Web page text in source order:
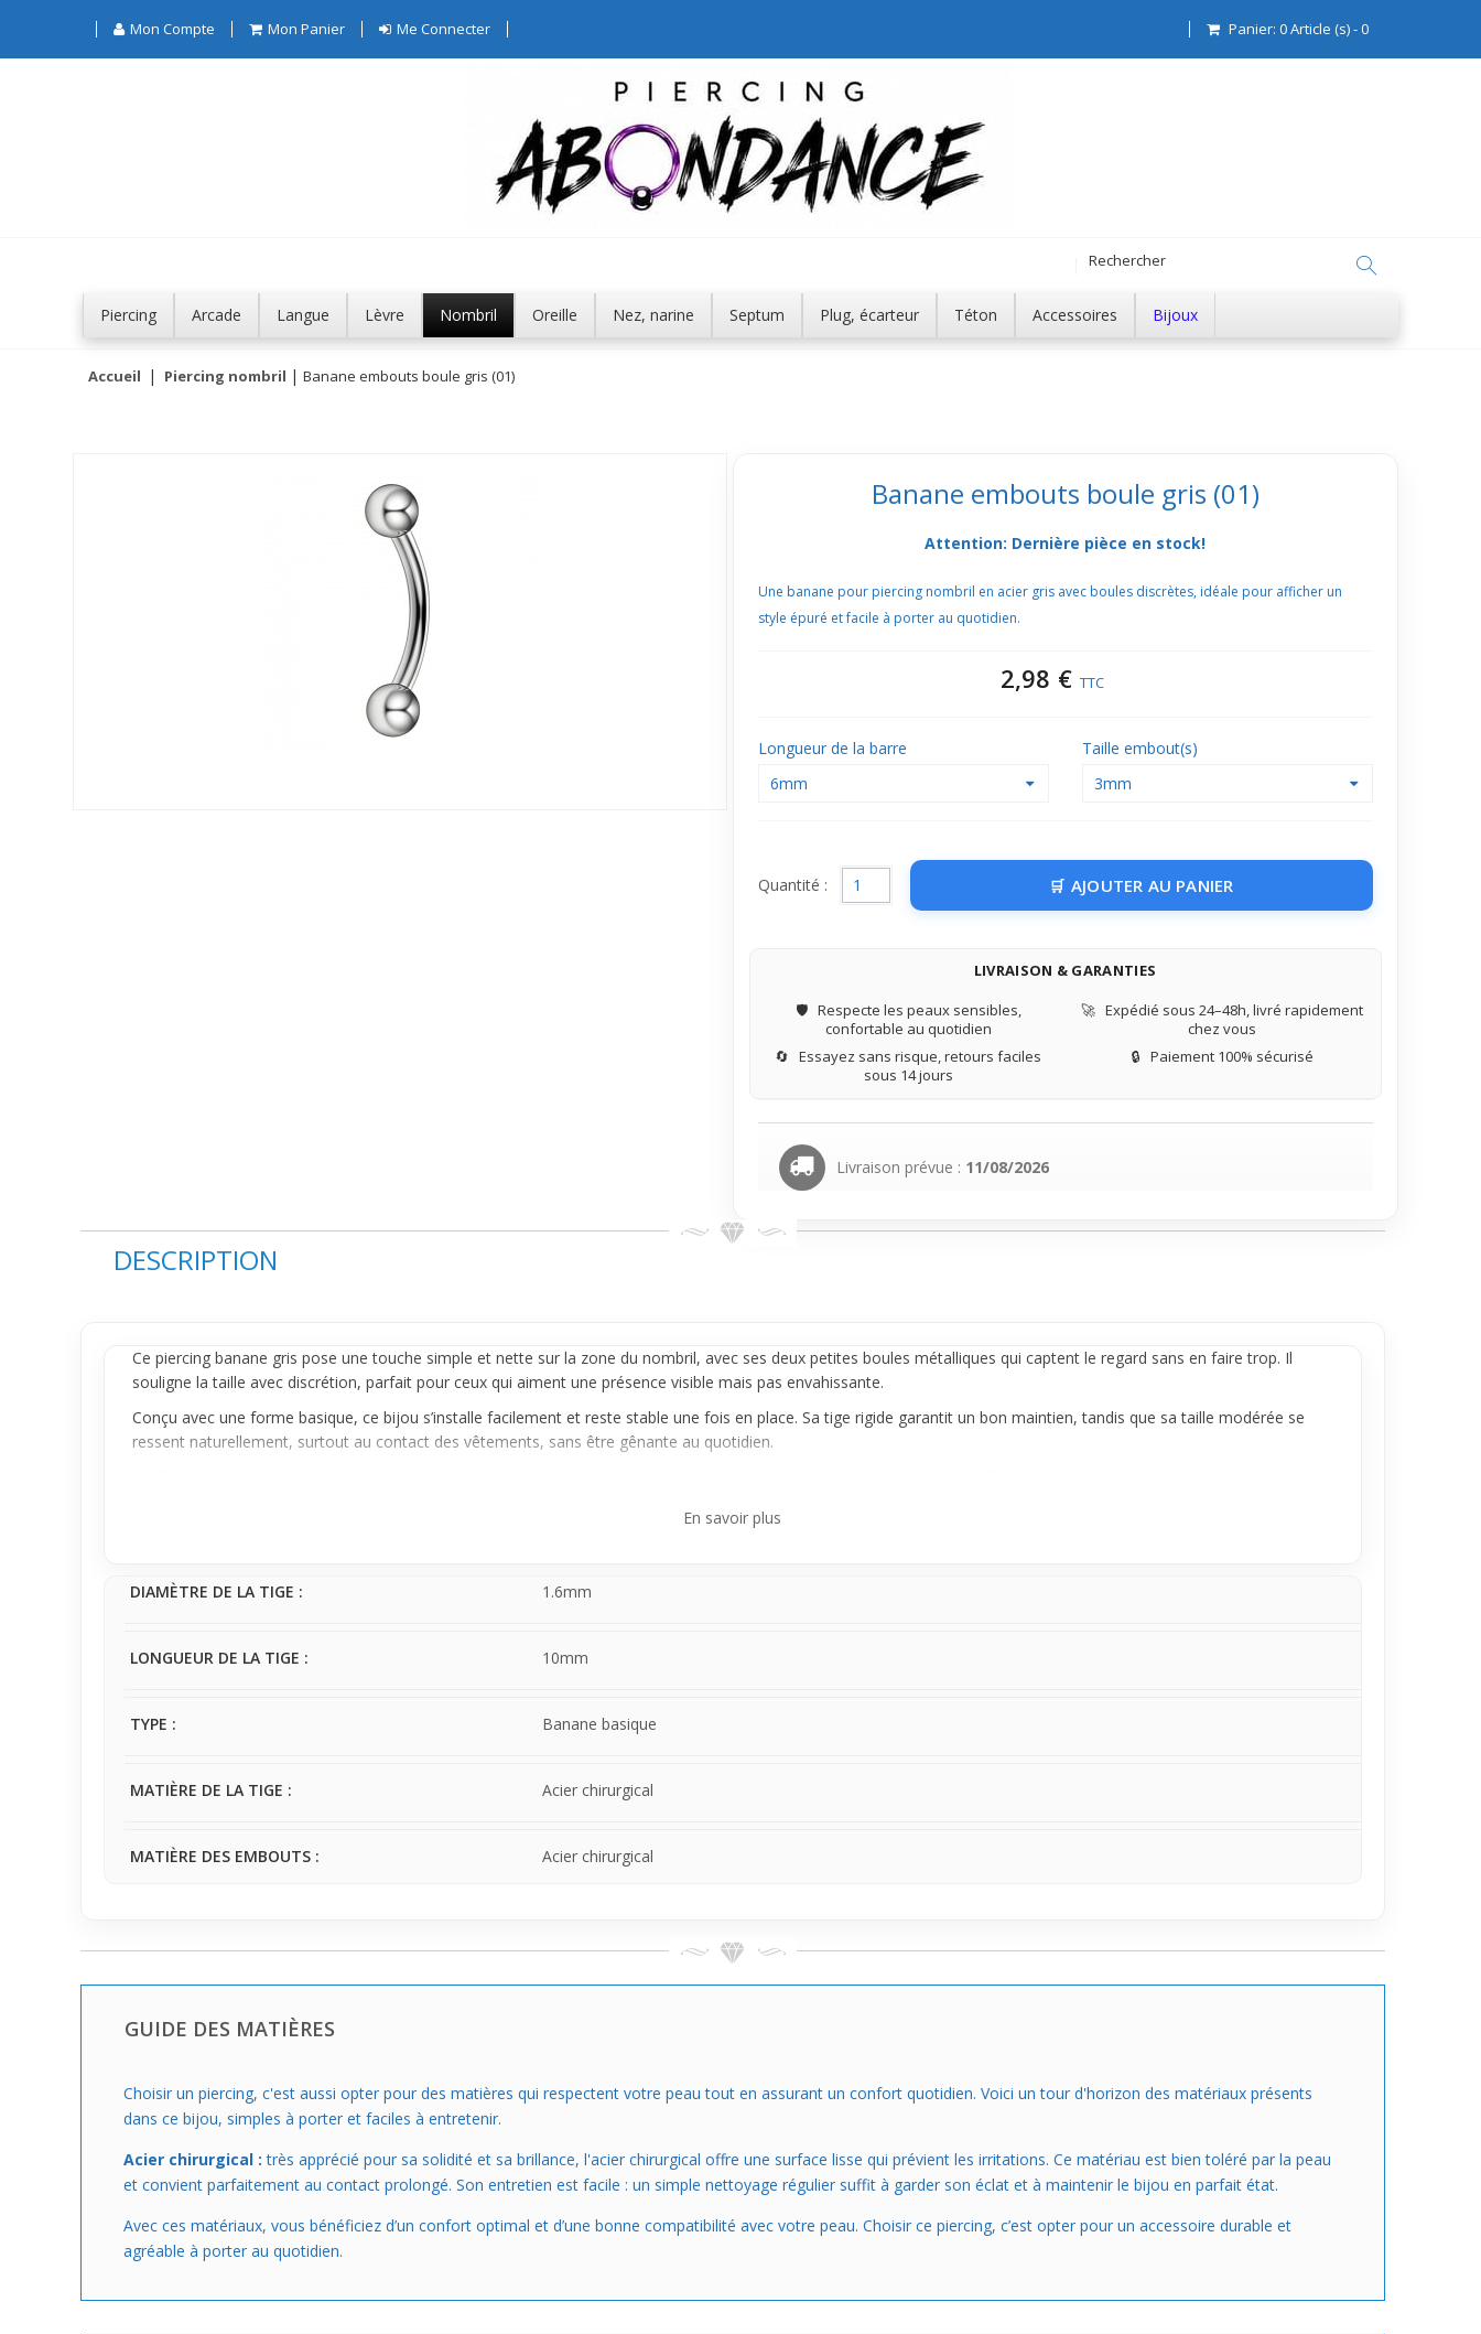
Mon Compte Mon Panier Me Connecter Panier: 0Article (s)-0
Piercing Arcade Langue Lèvre Nombril Oreille Nez, narine Septum Plug, écarteur Téton Accessoires Bijoux
Accueil Piercing nombril Banane embouts boule gris (01)
Banane embouts boule gris (01)
Attention: Dernière pièce en stock!
Une banane pour piercing nombril en acier gris avec boules discrètes, idéale pour afficher un
style épuré et facile à porter au quotidien.
2,98 € TTC
Longueur de la barre
6mm
Taille embout(s)
3mm
Quantité : AJOUTER AU PANIER
LIVRAISON & GARANTIES
🛡️ Respecte les peaux sensibles,
confortable au quotidien
🚀 Expédié sous 24–48h, livré rapidement
chez vous
🔄 Essayez sans risque, retours faciles
sous 14 jours
🔒 Paiement 100% sécurisé
Livraison prévue : 11/08/2026
DESCRIPTION
Ce piercing banane gris pose une touche simple et nette sur la zone du nombril, avec ses deux petites boules métalliques qui captent le regard sans en faire trop. Il
souligne la taille avec discrétion, parfait pour ceux qui aiment une présence visible mais pas envahissante.
Conçu avec une forme basique, ce bijou s’installe facilement et reste stable une fois en place. Sa tige rigide garantit un bon maintien, tandis que sa taille modérée se
ressent naturellement, surtout au contact des vêtements, sans être gênante au quotidien.
En savoir plus
DIAMÈTRE DE LA TIGE : 1.6mm
LONGUEUR DE LA TIGE : 10mm
TYPE : Banane basique
MATIÈRE DE LA TIGE : Acier chirurgical
MATIÈRE DES EMBOUTS : Acier chirurgical
GUIDE DES MATIÈRES
Choisir un piercing, c'est aussi opter pour des matières qui respectent votre peau tout en assurant un confort quotidien. Voici un tour d'horizon des matériaux présents
dans ce bijou, simples à porter et faciles à entretenir.
Acier chirurgical : très apprécié pour sa solidité et sa brillance, l'acier chirurgical offre une surface lisse qui prévient les irritations. Ce matériau est bien toléré par la peau
et convient parfaitement au contact prolongé. Son entretien est facile : un simple nettoyage régulier suffit à garder son éclat et à maintenir le bijou en parfait état.
Avec ces matériaux, vous bénéficiez d’un confort optimal et d’une bonne compatibilité avec votre peau. Choisir ce piercing, c’est opter pour un accessoire durable et
agréable à porter au quotidien.